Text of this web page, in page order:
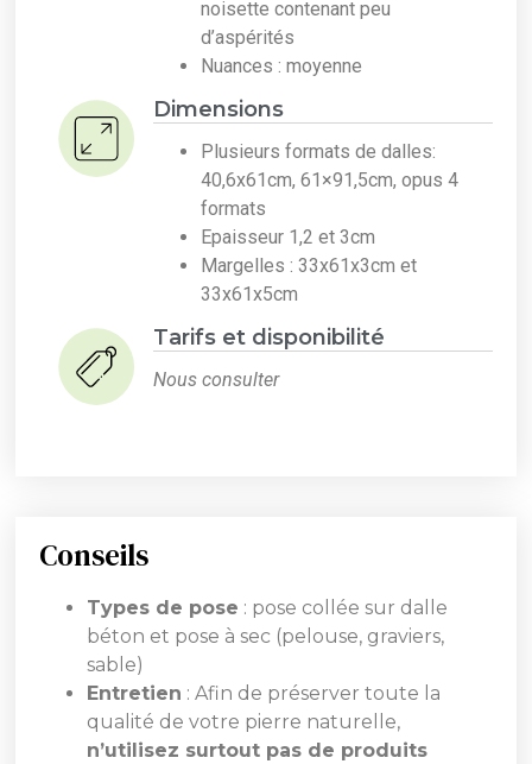
noisette contenant peu
d’aspérités
Nuances : moyenne
Dimensions
Plusieurs formats de dalles:
40,6x61cm, 61×91,5cm, opus 4
formats
Epaisseur 1,2 et 3cm
Margelles : 33x61x3cm et
33x61x5cm
Tarifs et disponibilité
Nous consulter
Conseils
Types de pose : pose collée sur dalle
béton et pose à sec (pelouse, graviers,
sable)
Entretien : Afin de préserver toute la
qualité de votre pierre naturelle,
n’utilisez surtout pas de produits